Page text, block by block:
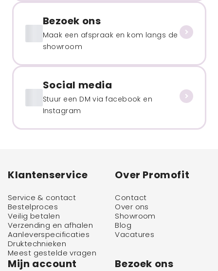
Bezoek ons
Maak een afspraak en kom langs de
showroom
Social media
Stuur een DM via facebook en
Instagram
Klantenservice
Service & contact
Bestelproces
Veilig betalen
Verzending en afhalen
Aanleverspecificaties
Druktechnieken
Meest gestelde vragen
Over Promofit
Contact
Over ons
Showroom
Blog
Vacatures
Mijn account Bezoek ons